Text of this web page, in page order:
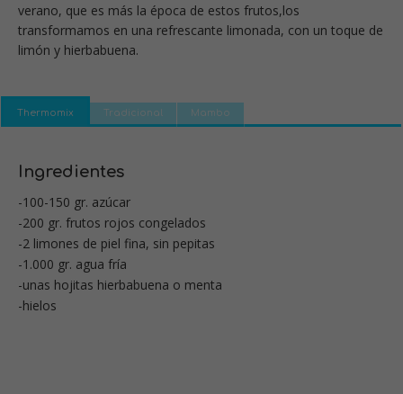
verano, que es más la época de estos frutos,los
transformamos en una refrescante limonada, con un toque de
limón y hierbabuena.
Thermomix Tradicional Mambo
Ingredientes
-100-150 gr. azúcar
-200 gr. frutos rojos congelados
-2 limones de piel fina, sin pepitas
-1.000 gr. agua fría
-unas hojitas hierbabuena o menta
-hielos